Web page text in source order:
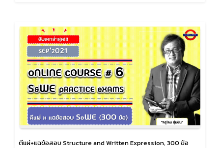
ตีแผ่+แฉข้อสอบ Structure and Written Expression, 300 ข้อ